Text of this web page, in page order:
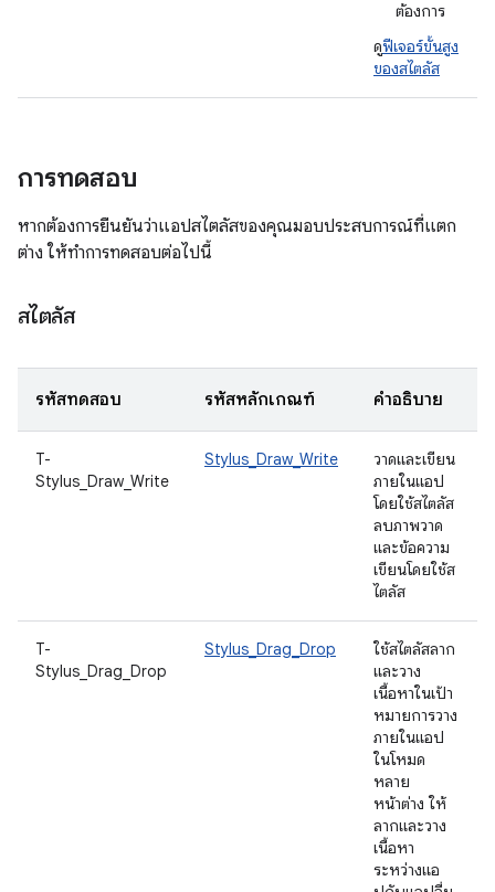
ต้องการ
ดูฟีเจอร์ขั้นสูง
ของสไตลัส
การทดสอบ
หากต้องการยืนยันว่าแอปสไตลัสของคุณมอบประสบการณ์ที่แตก
ต่าง ให้ทำการทดสอบต่อไปนี้
สไตลัส
รหัสทดสอบ รหัสหลักเกณฑ์ คำอธิบาย
T-
Stylus_Draw_Write
Stylus_Draw_Write
วาดและเขียน
ภายในแอป
โดยใช้สไตลัส
ลบภาพวาด
และข้อความ
เขียนโดยใช้ส
ไตลัส
T-
Stylus_Drag_Drop
Stylus_Drag_Drop
ใช้สไตลัสลาก
และวาง
เนื้อหาในเป้า
หมายการวาง
ภายในแอป
ในโหมด
หลาย
หน้าต่าง ให้
ลากและวาง
เนื้อหา
ระหว่างแอ